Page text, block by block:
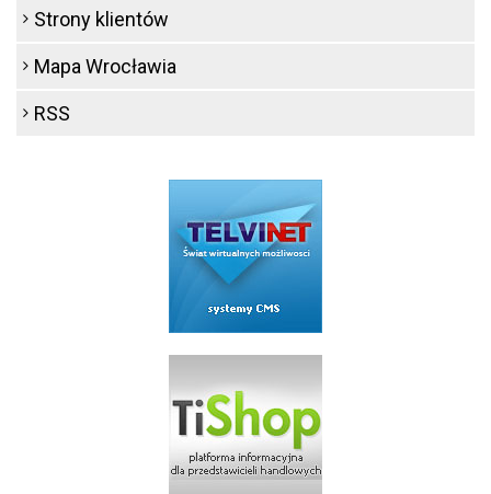
Strony klientów
Mapa Wrocławia
RSS